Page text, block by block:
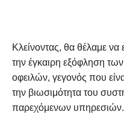
Κλείνοντας, θα θέλαμε
την έγκαιρη εξόφληση
οφειλών, γεγονός που
την βιωσιμότητα του
παρεχόμενων υπηρεσιών.